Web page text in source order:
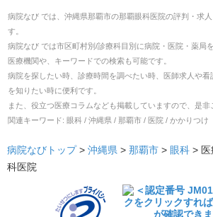
病院なび では、 沖縄県那覇市の那覇眼科医院の評判・求
す。
病院なび では市区町村別/診療科目別に病院・医院・薬局
医療機関や、キーワードでの検索も可能です。
病院を探したい時、診療時間を調べたい時、医師求人や
を知りたい時に便利です。
また、役立つ医療コラムなども掲載していますので、是非
関連キーワード: 眼科 / 沖縄県 / 那覇市 / 医院 / かかりつけ
病院なびトップ > 沖縄県 > 那覇市 > 眼科 >
科医院